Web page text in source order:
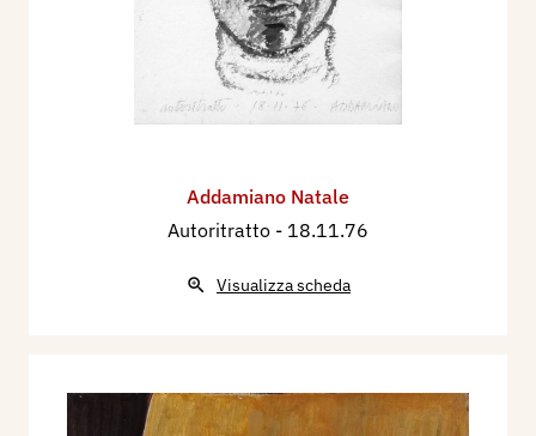
Addamiano Natale
Autoritratto - 18.11.76
Visualizza scheda